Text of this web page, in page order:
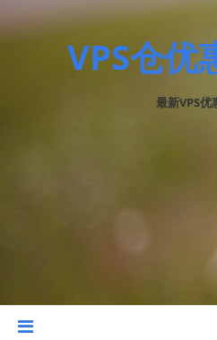
VPS仓优
最新VPS优